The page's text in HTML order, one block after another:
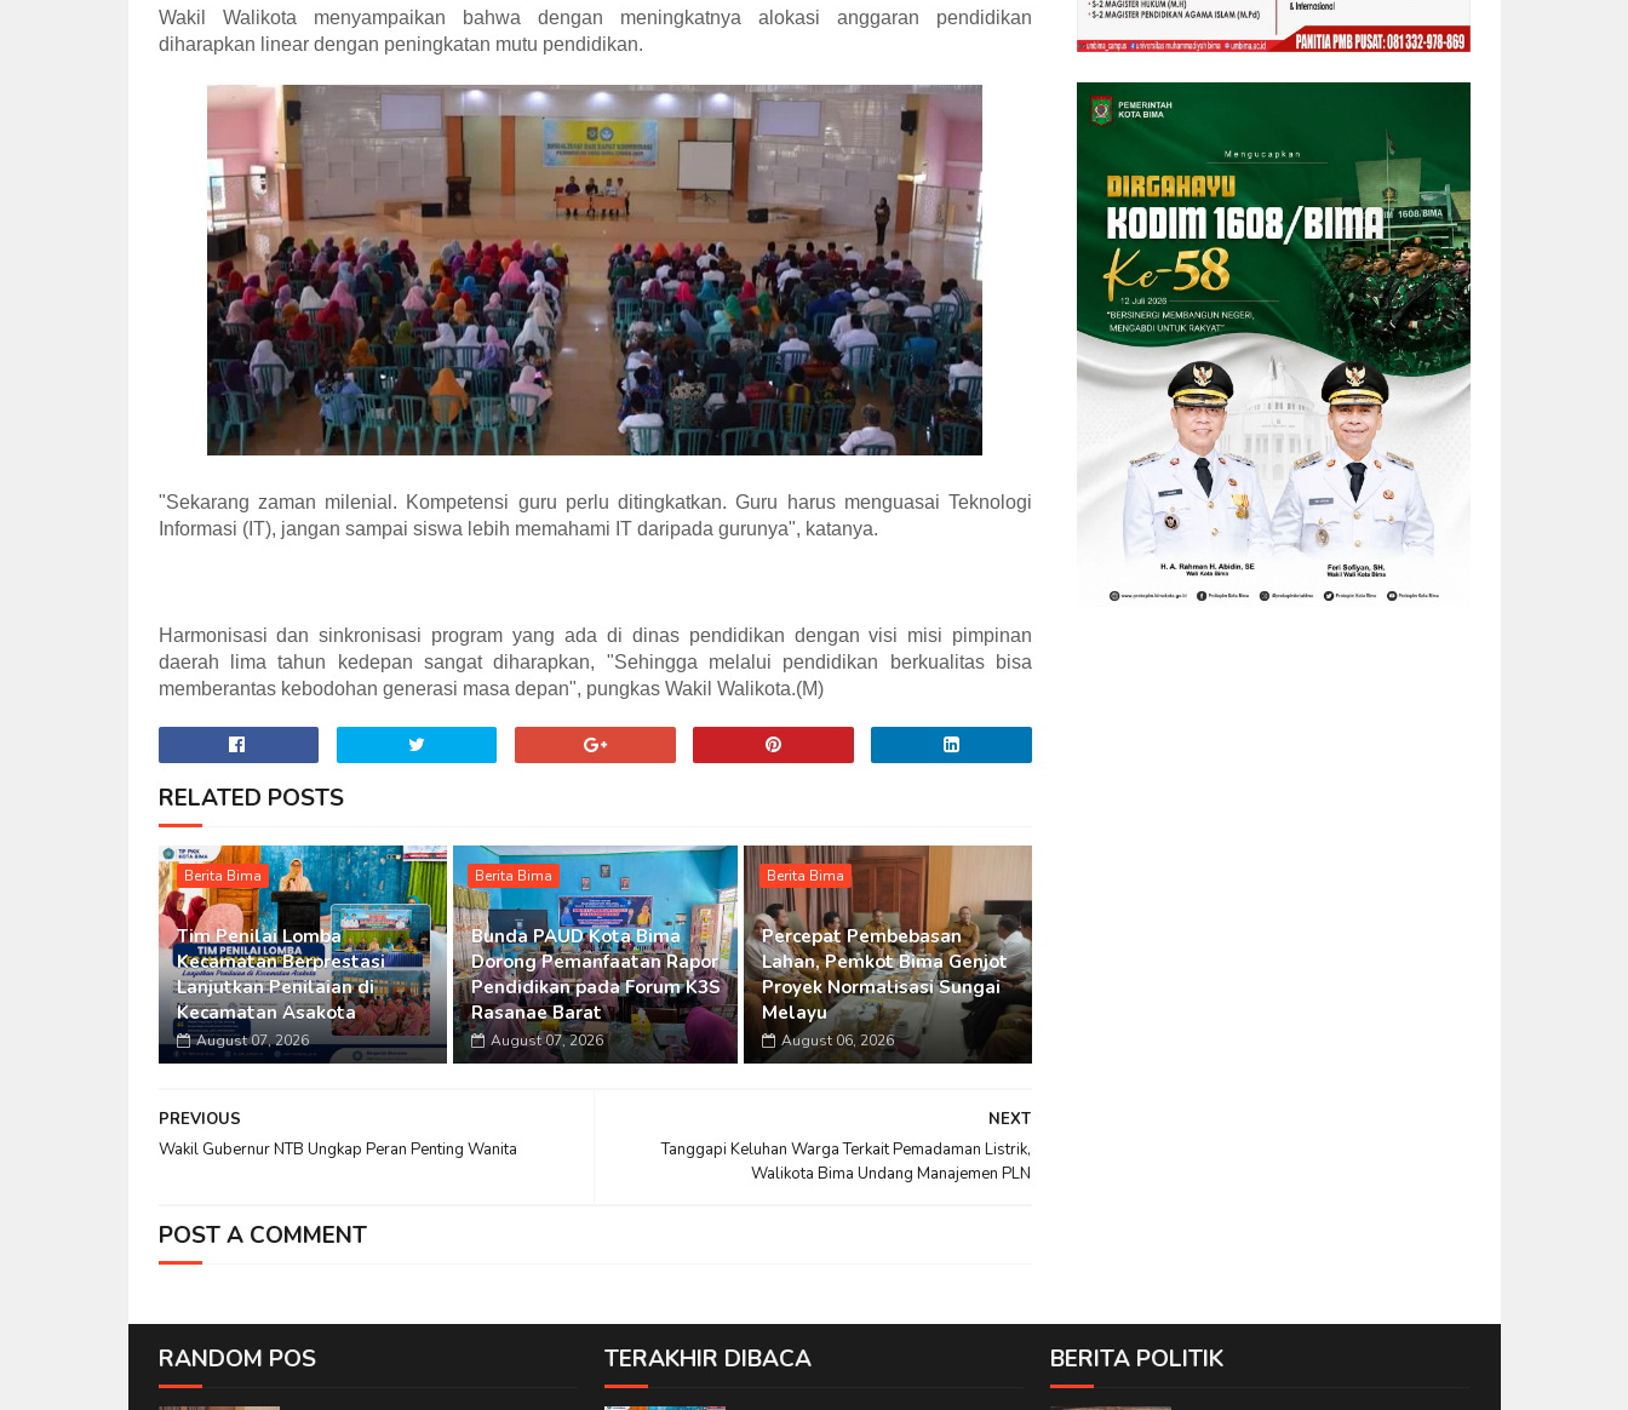
Wakil Walikota menyampaikan bahwa dengan meningkatnya alokasi anggaran pendidikan
diharapkan linear dengan peningkatan mutu pendidikan.
"Sekarang zaman milenial. Kompetensi guru perlu ditingkatkan. Guru harus menguasai Teknologi
Informasi (IT), jangan sampai siswa lebih memahami IT daripada gurunya", katanya.
Harmonisasi dan sinkronisasi program yang ada di dinas pendidikan dengan visi misi pimpinan
daerah lima tahun kedepan sangat diharapkan, "Sehingga melalui pendidikan berkualitas bisa
memberantas kebodohan generasi masa depan", pungkas Wakil Walikota.(M)
RELATED POSTS
Berita Bima
Tim Penilai Lomba
Kecamatan Berprestasi
Lanjutkan Penilaian di
Kecamatan Asakota
August 07, 2026
Berita Bima
Bunda PAUD Kota Bima
Dorong Pemanfaatan Rapor
Pendidikan pada Forum K3S
Rasanae Barat
August 07, 2026
Berita Bima
Percepat Pembebasan
Lahan, Pemkot Bima Genjot
Proyek Normalisasi Sungai
Melayu
August 06, 2026
NEXT
Tanggapi Keluhan Warga Terkait Pemadaman Listrik,
Walikota Bima Undang Manajemen PLN
PREVIOUS
Wakil Gubernur NTB Ungkap Peran Penting Wanita
POST A COMMENT
RANDOM POS TERAKHIR DIBACA BERITA POLITIK